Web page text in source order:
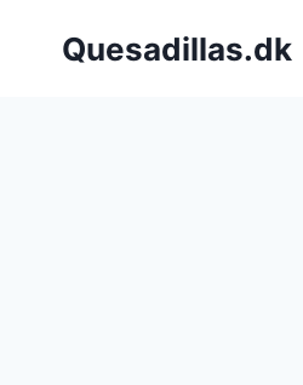
Quesadillas.dk